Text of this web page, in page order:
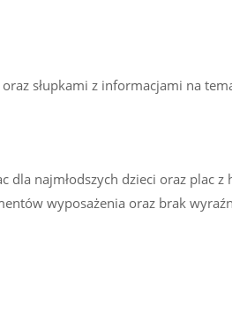
słupkami z informacjami na
dla najmłodszych dzieci oraz
wyposażenia oraz brak